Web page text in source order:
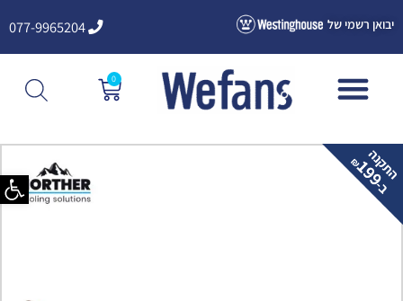
פתח
לתוכן
יבואן רשמי של 077-9965204
0
עגלת
קניות